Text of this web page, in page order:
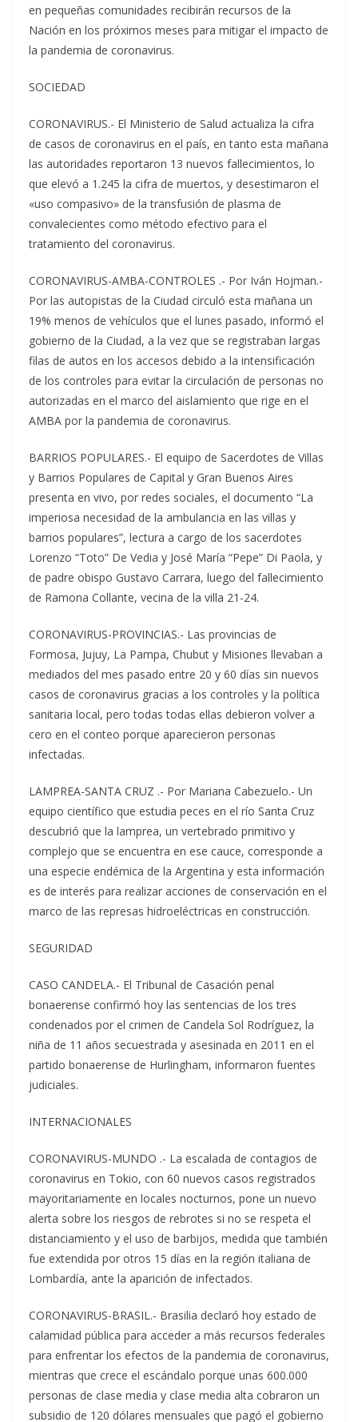
en pequeñas comunidades recibirán recursos de la
Nación en los próximos meses para mitigar el impacto de
la pandemia de coronavirus.
SOCIEDAD
CORONAVIRUS.- El Ministerio de Salud actualiza la cifra
de casos de coronavirus en el país, en tanto esta mañana
las autoridades reportaron 13 nuevos fallecimientos, lo
que elevó a 1.245 la cifra de muertos, y desestimaron el
«uso compasivo» de la transfusión de plasma de
convalecientes como método efectivo para el
tratamiento del coronavirus.
CORONAVIRUS-AMBA-CONTROLES .- Por Iván Hojman.-
Por las autopistas de la Ciudad circuló esta mañana un
19% menos de vehículos que el lunes pasado, informó el
gobierno de la Ciudad, a la vez que se registraban largas
filas de autos en los accesos debido a la intensificación
de los controles para evitar la circulación de personas no
autorizadas en el marco del aislamiento que rige en el
AMBA por la pandemia de coronavirus.
BARRIOS POPULARES.- El equipo de Sacerdotes de Villas
y Barrios Populares de Capital y Gran Buenos Aires
presenta en vivo, por redes sociales, el documento “La
imperiosa necesidad de la ambulancia en las villas y
barrios populares”, lectura a cargo de los sacerdotes
Lorenzo “Toto” De Vedia y José María “Pepe” Di Paola, y
de padre obispo Gustavo Carrara, luego del fallecimiento
de Ramona Collante, vecina de la villa 21-24.
CORONAVIRUS-PROVINCIAS.- Las provincias de
Formosa, Jujuy, La Pampa, Chubut y Misiones llevaban a
mediados del mes pasado entre 20 y 60 días sin nuevos
casos de coronavirus gracias a los controles y la política
sanitaria local, pero todas todas ellas debieron volver a
cero en el conteo porque aparecieron personas
infectadas.
LAMPREA-SANTA CRUZ .- Por Mariana Cabezuelo.- Un
equipo científico que estudia peces en el río Santa Cruz
descubrió que la lamprea, un vertebrado primitivo y
complejo que se encuentra en ese cauce, corresponde a
una especie endémica de la Argentina y esta información
es de interés para realizar acciones de conservación en el
marco de las represas hidroeléctricas en construcción.
SEGURIDAD
CASO CANDELA.- El Tribunal de Casación penal
bonaerense confirmó hoy las sentencias de los tres
condenados por el crimen de Candela Sol Rodríguez, la
niña de 11 años secuestrada y asesinada en 2011 en el
partido bonaerense de Hurlingham, informaron fuentes
judiciales.
INTERNACIONALES
CORONAVIRUS-MUNDO .- La escalada de contagios de
coronavirus en Tokio, con 60 nuevos casos registrados
mayoritariamente en locales nocturnos, pone un nuevo
alerta sobre los riesgos de rebrotes si no se respeta el
distanciamiento y el uso de barbijos, medida que también
fue extendida por otros 15 días en la región italiana de
Lombardía, ante la aparición de infectados.
CORONAVIRUS-BRASIL.- Brasilia declaró hoy estado de
calamidad pública para acceder a más recursos federales
para enfrentar los efectos de la pandemia de coronavirus,
mientras que crece el escándalo porque unas 600.000
personas de clase media y clase media alta cobraron un
subsidio de 120 dólares mensuales que pagó el gobierno